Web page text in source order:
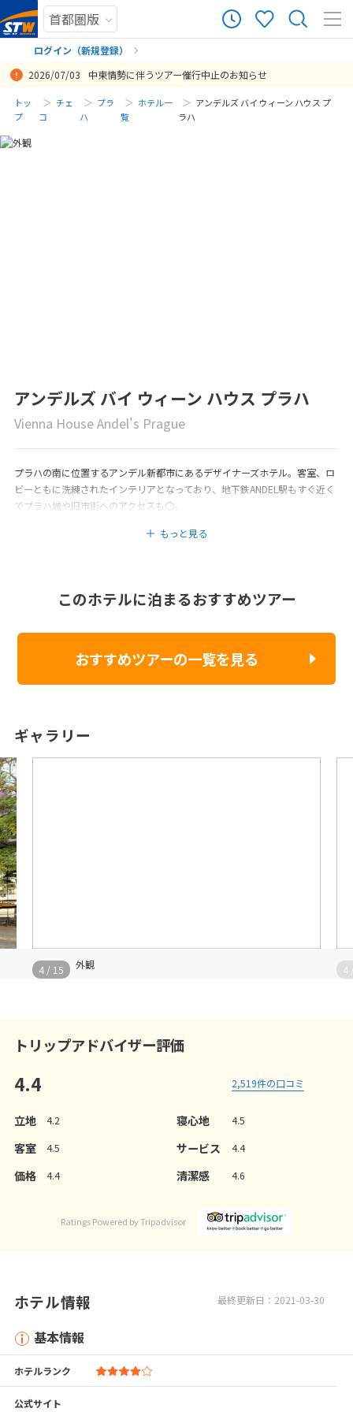
ログイン（新規登録）
まだ履歴がありません
2026/07/03 中東情勢に伴うツアー催行中止のお知らせ
トッ
プ
チェ
コ
プラ
ハ
ホテル一
覧
アンデルズ バイ ウィーン ハウス プ
ラハ
アンデルズ バイ ウィーン ハウス プラハ
Vienna House Andel's Prague
プラハの南に位置するアンデル新都市にあるデザイナーズホテル。客室、ロ
ビーともに洗練されたインテリアとなっており、地下鉄ANDEL駅もすぐ近く
でプラハ城や旧市街へのアクセスも〇。
もっと見る
このホテルに泊まるおすすめツアー
おすすめツアーの一覧を見る
ギャラリー
外観
4 / 15 4
トリップアドバイザー評価
4.4 2,519件の口コミ
立地 4.2 寝心地 4.5
客室 4.5 サービス 4.4
価格 4.4 清潔感 4.6
Ratings Powered by Tripadvisor
最終更新日：2021-03-30
ホテル情報
基本情報
ホテルランク
公式サイト